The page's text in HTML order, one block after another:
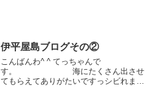
伊平屋島ブログその②
こんばんわ^ ^ てっちゃんで
す。 海にたくさん出させ
てもらえてありがたいですっシビれます